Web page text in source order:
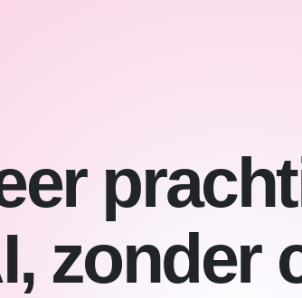
zonder